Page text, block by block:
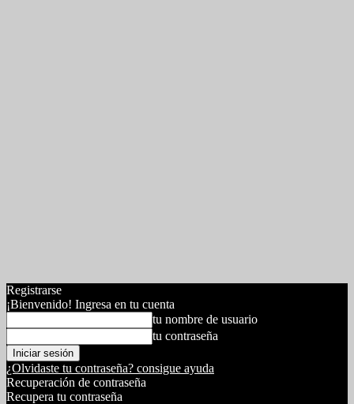
Registrarse
¡Bienvenido! Ingresa en tu cuenta
tu nombre de usuario
tu contraseña
¿Olvidaste tu contraseña? consigue ayuda
Recuperación de contraseña
Recupera tu contraseña